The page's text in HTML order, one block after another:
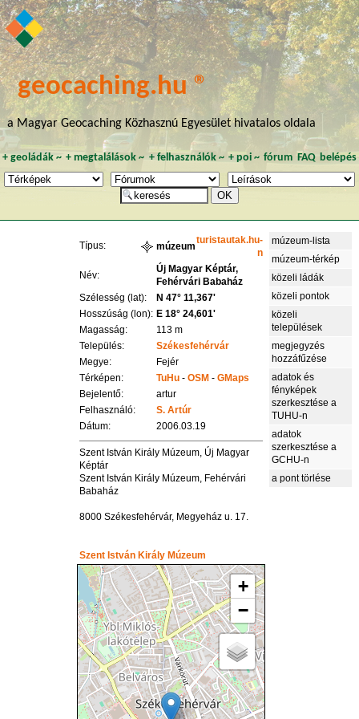
geocaching.hu ®
a Magyar Geocaching Közhasznú Egyesület hivatalos oldala
+ geoládák~ +megtalálások ~ + felhasználók~ + poi~ fórum FAQ belépés
Típus: múzeum
turistautak.hu-
n
Név:
Új Magyar Képtár,
Fehérvári Babaház
Szélesség (lat):
N 47° 11,367'
Hosszúság (lon): E 18° 24,601'
Magasság:
113 m
Település:
Székesfehérvár
Megye:
Fejér
Térképen:
TuHu -OSM -GMaps
Bejelentő:
artur
Felhasználó:
S. Artúr
Dátum:
2006.03.19
Szent István Király Múzeum, Új Magyar
Képtár
Szent István Király Múzeum, Fehérvári
Babaház
8000 Székesfehérvár, Megyeház u. 17.
Szent István Király Múzeum
+
−
múzeum-lista
múzeum-térkép
közeli ládák
közeli pontok
közeli
települések
megjegyzés
hozzáfűzése
adatok és
fényképek
szerkesztése a
TUHU-n
adatok
szerkesztése a
GCHU-n
a pont törlése